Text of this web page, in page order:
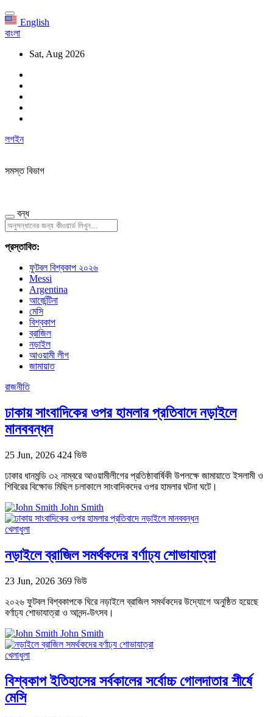
English
বাংলা
Sat, Aug 2026
লগইন
সমস্ত বিভাগ
বন্ধ
প্রস্তাবিত:
ফুটবল বিশ্বকাপ ২০২৬
Messi
Argentina
আর্জেন্টিনা
মেসি
বিশ্বকাপ
ব্রাজিল
নড়াইল
আওয়ামী লীগ
জামায়াত
রাজনীতি
ঢাকায় সাংবাদিকের ওপর হামলার প্রতিবাদে নড়াইলে
মানববন্ধন
25 Jun, 2026 424 ভিউ
ঢাকার ধানমন্ডি ৩২ নাম্বরে আওয়ামীলীগের প্রতিষ্ঠাবার্ষিকী উপলক্ষে জামায়াতে ইসলামী ও
শিবিরের বিক্ষোভ মিছিল চলাকালে সাংবাদিকদের ওপর হামলার ঘটনা ঘটে।
John Smith
খেলাধুলা
নড়াইলে ব্রাজিল সমর্থকদের বর্ণাঢ্য শোভাযাত্রা
23 Jun, 2026 369 ভিউ
২০২৬ ফুটবল বিশ্বকাপকে ঘিরে নড়াইলে ব্রাজিল সমর্থকদের উদ্যোগে অনুষ্ঠিত হয়েছে
বর্ণাঢ্য শোভাযাত্রা ও আনন্দ-উৎসব।
John Smith
খেলাধুলা
বিশ্বকাপ ইতিহাসের সর্বকালের সর্বোচ্চ গোলদাতার শীর্ষে
মেসি